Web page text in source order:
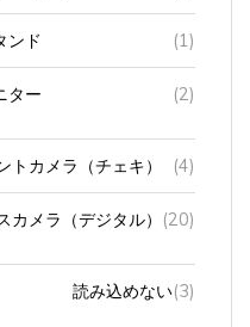
ンド (1)
ター (2)
トカメラ（チェキ） (4)
カメラ（デジタル）(20)
読み込めない(3)